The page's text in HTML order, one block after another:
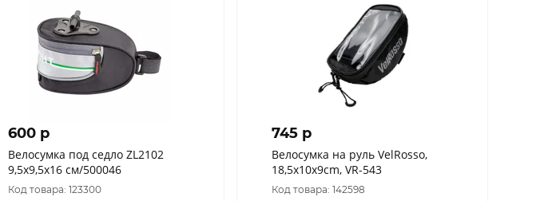
600 p
Велосумка под седло ZL2102
9,5х9,5х16 см/500046
Код товара: 123300
745 p
Велосумка на руль VelRosso,
18,5х10х9cm, VR-543
Код товара: 142598